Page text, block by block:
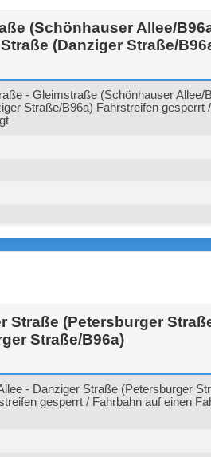
(Schönhauser Allee/
(Danziger Straße/
- Gleimstraße (Schönhauser Allee/
Straße/B96a) Fahrstreifen gesperrt
Straße (Petersburger
Straße/B96a)
- Danziger Straße (Petersburger
gesperrt / Fahrbahn auf einen